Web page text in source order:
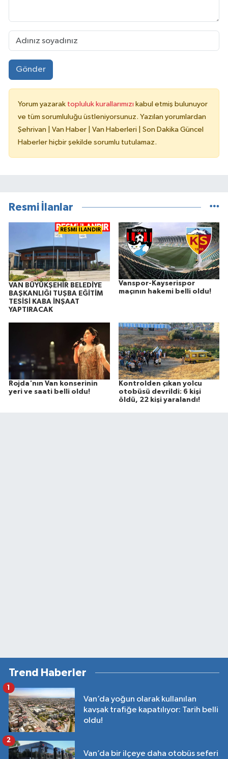
Gönder
Yorum yazarak topluluk kurallarımızı kabul etmiş bulunuyor
ve tüm sorumluluğu üstleniyorsunuz. Yazılan yorumlardan
Şehrivan | Van Haber | Van Haberleri | Son Dakika Güncel
Haberler hiçbir şekilde sorumlu tutulamaz.
Resmi İlanlar
RESMİ İLANDIR
VAN BÜYÜKŞEHİR BELEDİYE
BAŞKANLIĞI TUŞBA EĞİTİM
TESİSİ KABA İNŞAAT
YAPTIRACAK
Vanspor-Kayserispor
maçının hakemi belli oldu!
Rojda'nın Van konserinin
yeri ve saati belli oldu!
Kontrolden çıkan yolcu
otobüsü devrildi: 6 kişi
öldü, 22 kişi yaralandı!
Trend Haberler
Van’da yoğun olarak kullanılan
kavşak trafiğe kapatılıyor: Tarih belli
oldu!
1
Van’da bir ilçeye daha otobüs seferi
2